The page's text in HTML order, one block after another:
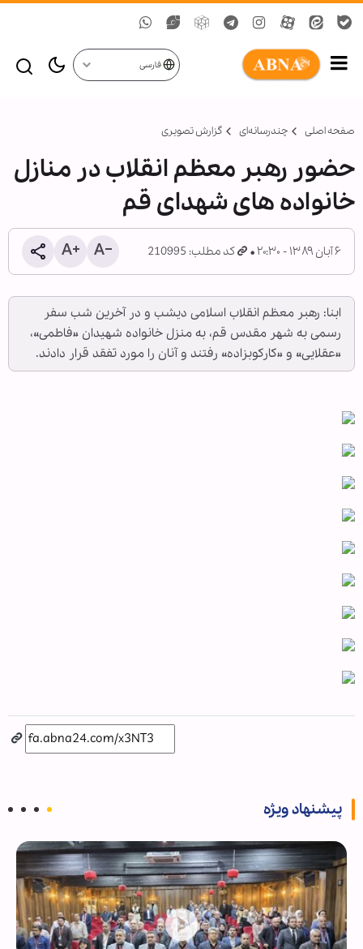
فارسی
صفحه اصلی چندرسانه‌ای گزارش تصويری
حضور رهبر معظم انقلاب در منازل
خانواده های شهدای قم
۶ آبان ۱۳۸۹ - ۲۰:۳۰ کد مطلب: 210995
ابنا: رهبر معظم انقلاب اسلامی دیشب و در آخرین شب سفر
رسمی به شهر مقدس قم، به منزل خانواده شهیدان «فاطمی»،
«عقلایی» و «کارکوب‏زاده» رفتند و آنان را مورد تفقد قرار دادند.
پیشنهاد ویژه